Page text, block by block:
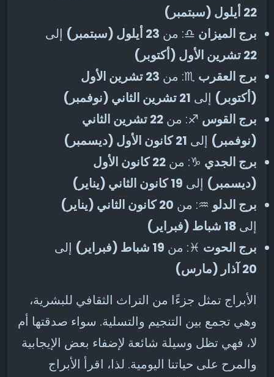
22 أيلول (سبتمبر)
برج الميزان ♎: من 23 أيلول (سبتمبر)
إلى
22 تشرين الأول (أكتوبر)
برج العقرب ♏: من
23 تشرين الأول
(أكتوبر) إلى 21 تشرين الثاني (نوفمبر)
برج القوس ♐: من
22 تشرين الثاني
(نوفمبر) إلى 21 كانون الأول (ديسمبر)
برج الجدي ♑: من
22 كانون الأول
(ديسمبر) إلى 19 كانون الثاني (يناير)
برج الدلو ♒: من 20 كانون الثاني (يناير)
إلى 18 شباط (فبراير)
برج الحوت ♓: من 19 شباط (فبراير)
إلى
20 آذار (مارس)
الأبراج تمثل جزءًا من التراث الثقافي للبشرية،
وهي تجمع بين التنجيم والتسلية. سواء صدقتها أم
لا، فهي تظل وسيلة شائعة لإضفاء بعض الإيجابية
والمرح على حياتنا اليومية. لذا، اقرأ الأبراج